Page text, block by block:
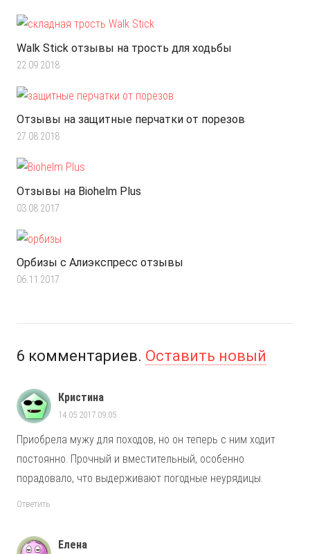
Walk Stick отзывы на трость для ходьбы
22.09.2018
Отзывы на защитные перчатки от порезов
27.08.2018
Отзывы на Biohelm Plus
03.08.2017
Орбизы с Алиэкспресс отзывы
06.11.2017
6 комментариев. Оставить новый
Кристина
14.05.2017 09:05
Приобрела мужу для походов, но он теперь с ним ходит
постоянно. Прочный и вместительный, особенно
порадовало, что выдерживают погодные неурядицы.
Ответить
Елена